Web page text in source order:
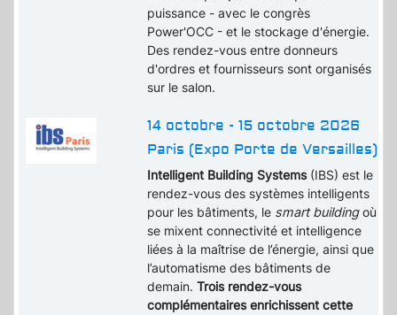
puissance - avec le congrès
Power'OCC - et le stockage d'énergie.
Des rendez-vous entre donneurs
d'ordres et fournisseurs sont organisés
sur le salon.
14 octobre - 15 octobre 2026
Paris (Expo Porte de Versailles)
Intelligent Building Systems(IBS) est le
rendez-vous des systèmes intelligents
pour les bâtiments, le smart buildingoù
se mixent connectivité et intelligence
liées à la maîtrise de l’énergie, ainsi que
l’automatisme des bâtiments de
demain.Trois rendez-vous
complémentaires enrichissent cette